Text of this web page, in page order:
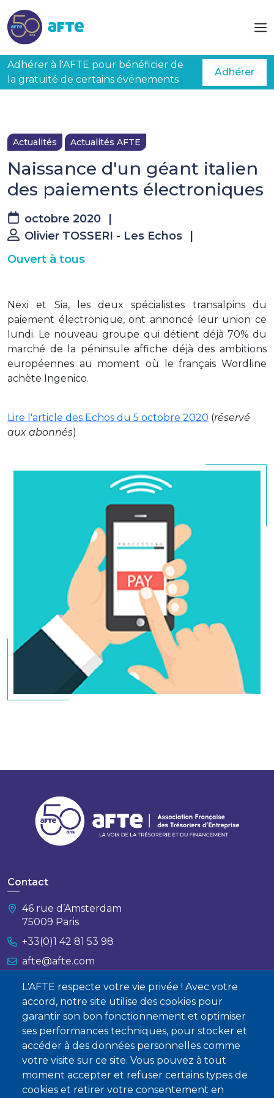
L'AFTE respecte votre vie privée ! Avec votre
accord, notre site utilise des cookies pour
garantir son bon fonctionnement et optimiser
ses performances techniques, pour stocker et
accéder à des données personnelles comme
votre visite sur ce site. Vous pouvez à tout
moment accepter et refuser certains types de
cookies et retirer votre consentement en
Adhérer à l'AFTE pour bénéficier de
la gratuité de certains événements
Adhérer
Actualités Actualités AFTE
Naissance d'un géant italien
des paiements électroniques
octobre 2020
Olivier TOSSERI - Les Echos
Ouvert à tous
Nexi et Sia, les deux spécialistes transalpins du
paiement électronique, ont annoncé leur union ce
lundi. Le nouveau groupe qui détient déjà 70% du
marché de la péninsule affiche déjà des ambitions
européennes au moment où le français Wordline
achète Ingenico.
Lire l'article des Echos du 5 octobre 2020 (réservé
aux abonnés)
Contact
46 rue d’Amsterdam
75009 Paris
+33(0)1 42 81 53 98
afte@afte.com
Nous contacter
À propos
Qui sommes-nous ?
Devenir membre